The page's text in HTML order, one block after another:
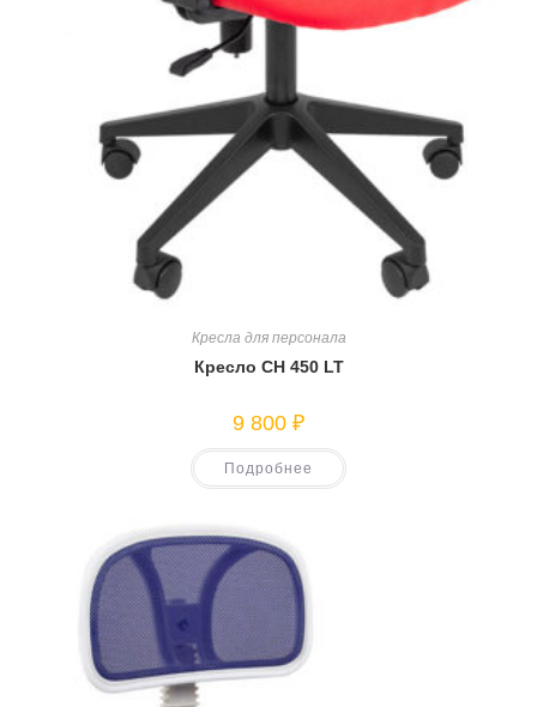
Кресла для персонала
Кресло CH 450 LT
9 800 ₽
Подробнее